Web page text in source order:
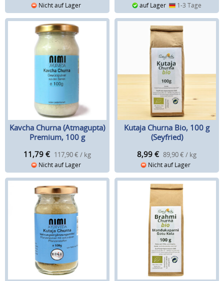
Nicht auf Lager auf Lager 1-3 Tage
Kavcha Churna (Atmagupta)
Premium, 100 g
11,79 € 117,90 € / kg
Nicht auf Lager
Kutaja Churna Bio, 100 g
(Seyfried)
8,99 € 89,90 € / kg
Nicht auf Lager